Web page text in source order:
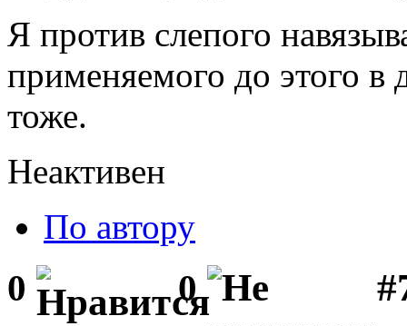
Я против слепого
применяемого до этого
тоже.
Неактивен
По автору
0 0